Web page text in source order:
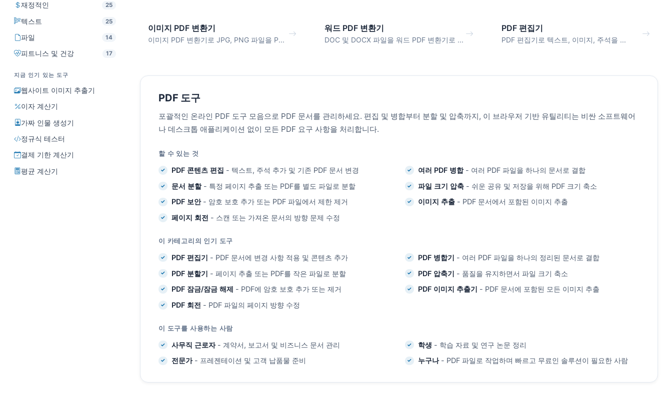
재정적인 25
텍스트 25
파일 14
피트니스 및 건강 17
지금 인기 있는 도구
웹사이트 이미지 추출기
이자 계산기
가짜 인물 생성기
정규식 테스터
결제 기한 계산기
평균 계산기
이미지 PDF 변환기
이미지 PDF 변환기로 JPG, PNG 파일을 P...
워드 PDF 변환기
DOC 및 DOCX 파일을 워드 PDF 변환기로 ...
PDF 편집기
PDF 편집기로 텍스트, 이미지, 주석을 ...
PDF 도구
포괄적인 온라인 PDF 도구 모음으로 PDF 문서를 관리하세요. 편집 및 병합부터 분할 및 압축까지, 이 브라우저 기반 유틸리티는 비싼 소프트웨어
나 데스크톱 애플리케이션 없이 모든 PDF 요구 사항을 처리합니다.
할 수 있는 것
PDF 콘텐츠 편집 - 텍스트, 주석 추가 및 기존 PDF 문서 변경 여러 PDF 병합- 여러 PDF 파일을 하나의 문서로 결합
문서 분할- 특정 페이지 추출 또는 PDF를 별도 파일로 분할 파일 크기 압축- 쉬운 공유 및 저장을 위해 PDF 크기 축소
PDF 보안- 암호 보호 추가 또는 PDF 파일에서 제한 제거 이미지 추출- PDF 문서에서 포함된 이미지 추출
페이지 회전 - 스캔 또는 가져온 문서의 방향 문제 수정
이 카테고리의 인기 도구
PDF 편집기 - PDF 문서에 변경 사항 적용 및 콘텐츠 추가 PDF 병합기 - 여러 PDF 파일을 하나의 정리된 문서로 결합
PDF 분할기 - 페이지 추출 또는 PDF를 작은 파일로 분할 PDF 압축기 - 품질을 유지하면서 파일 크기 축소
PDF 잠금/잠금 해제 - PDF에 암호 보호 추가 또는 제거 PDF 이미지 추출기 - PDF 문서에 포함된 모든 이미지 추출
PDF 회전 - PDF 파일의 페이지 방향 수정
이 도구를 사용하는 사람
사무직 근로자- 계약서, 보고서 및 비즈니스 문서 관리 학생 - 학습 자료 및 연구 논문 정리
전문가- 프레젠테이션 및 고객 납품물 준비 누구나- PDF 파일로 작업하며 빠르고 무료인 솔루션이 필요한 사람